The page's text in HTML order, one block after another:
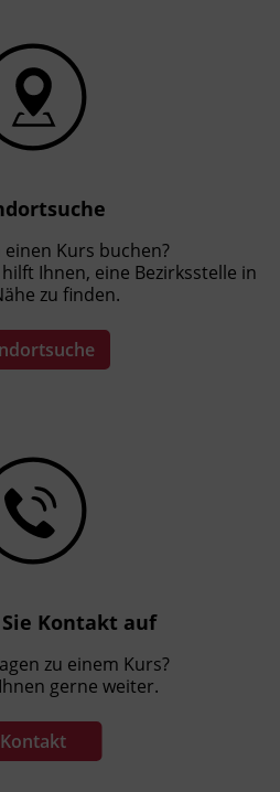
Kurs buchen?
Ihnen, eine Bezirksstelle in
zu finden.
Kontakt auf
zu einem Kurs?
gerne weiter.
Kontakt